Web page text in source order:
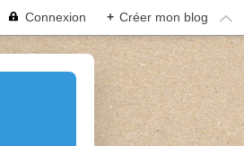
Connexion + Créer mon blog